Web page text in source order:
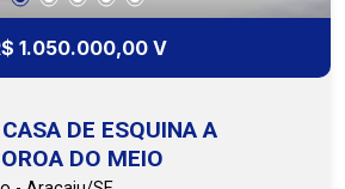
1.050.000,00 V
DE ESQUINA A
DO MEIO